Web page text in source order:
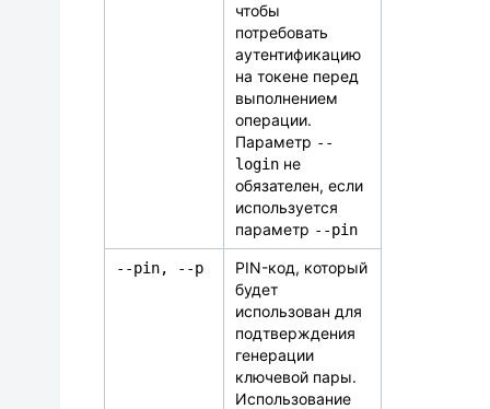
чтобы
потребовать
аутентификацию
на токене перед
выполнением
операции.
Параметр --
login не
обязателен, если
используется
параметр --pin
--pin, --p
PIN-код, который
будет
использован для
подтверждения
генерации
ключевой пары.
Использование